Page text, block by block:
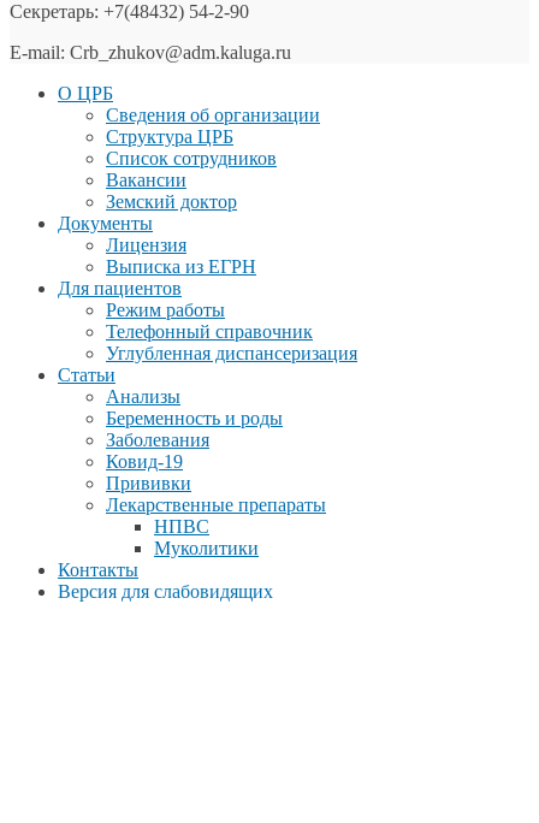
Секретарь: +7(48432) 54-2-90
E-mail: Crb_zhukov@adm.kaluga.ru
О ЦРБ
Сведения об организации
Структура ЦРБ
Список сотрудников
Вакансии
Земский доктор
Документы
Лицензия
Выписка из ЕГРН
Для пациентов
Режим работы
Телефонный справочник
Углубленная диспансеризация
Статьи
Анализы
Беременность и роды
Заболевания
Ковид-19
Прививки
Лекарственные препараты
НПВС
Муколитики
Контакты
Версия для слабовидящих